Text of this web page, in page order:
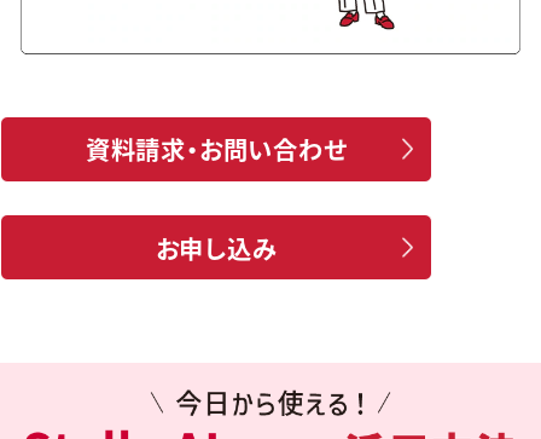
資料請求・お問い合わせ
お申し込み